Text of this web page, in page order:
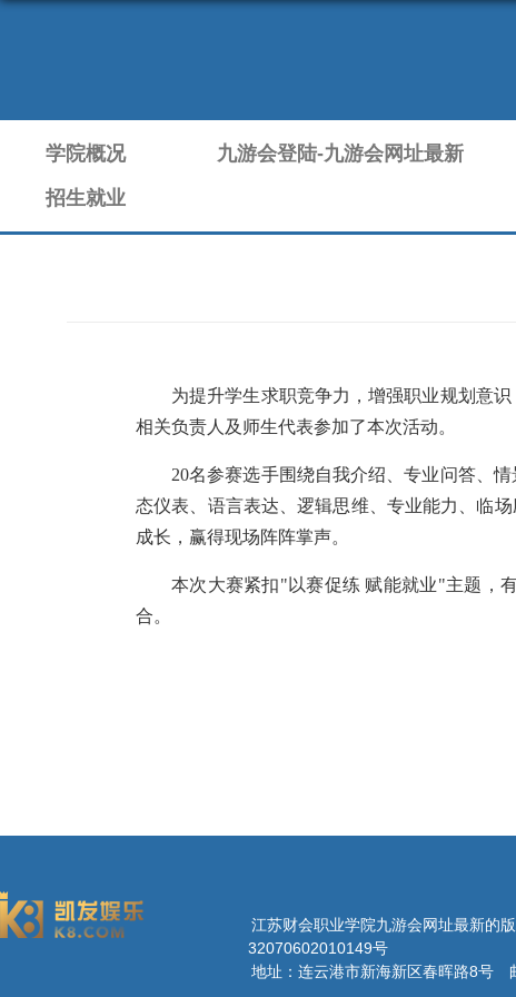
学院概况 九游会登陆-九游会网址最新
招生就业
为提升学生求职竞争力，增强职业规划意
相关负责人及师生代表参加了本次活动。
20名参赛选手围绕自我介绍、专业问答、
态仪表、语言表达、逻辑思维、专业能力、临
成长，赢得现场阵阵掌声。
本次大赛紧扣" 以赛促练 赋能就业"主题，
合。
江苏财会职业学院九游会网址最新的
32070602010149号
地址：连云港市新海新区春晖路8号